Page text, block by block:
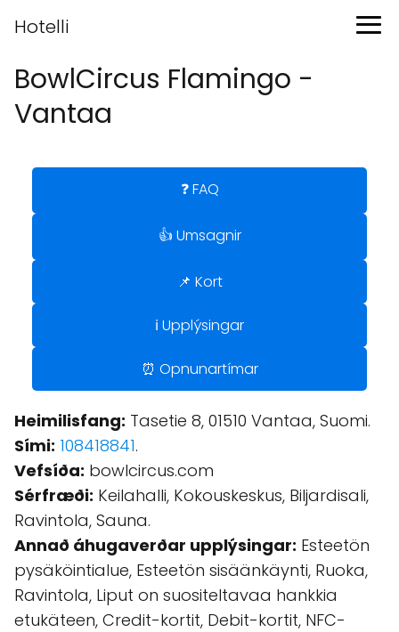
Hotelli
BowlCircus Flamingo -
Vantaa
❓ FAQ
👍 Umsagnir
📌 Kort
ℹ️ Upplýsingar
⏰ Opnunartímar
Heimilisfang: Tasetie 8, 01510 Vantaa, Suomi.
Sími: 108418841.
Vefsíða: bowlcircus.com
Sérfræði: Keilahalli, Kokouskeskus, Biljardisali,
Ravintola, Sauna.
Annað áhugaverðar upplýsingar: Esteetön
pysäköintialue, Esteetön sisäänkäynti, Ruoka,
Ravintola, Liput on suositeltavaa hankkia
etukäteen, Credit-kortit, Debit-kortit, NFC-